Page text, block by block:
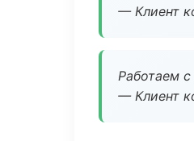
— Клиент
Работаем с
— Клиент